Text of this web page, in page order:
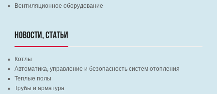
Вентиляционное оборудование
НОВОСТИ, СТАТЬИ
Котлы
Автоматика, управление и безопасность систем отопления
Теплые полы
Трубы и арматура